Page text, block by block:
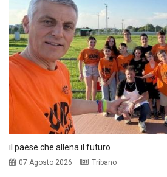
il paese che allena il futuro
07 Agosto 2026 Tribano